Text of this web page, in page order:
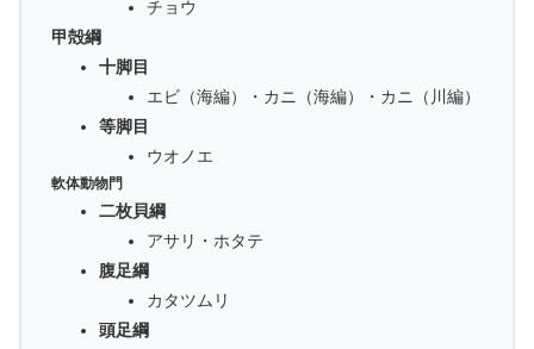
チョウ
甲殻綱
十脚目
エビ（海編）・カニ（海編）・カニ（川編）
等脚目
ウオノエ
軟体動物門
二枚貝綱
アサリ・ホタテ
腹足綱
カタツムリ
頭足綱